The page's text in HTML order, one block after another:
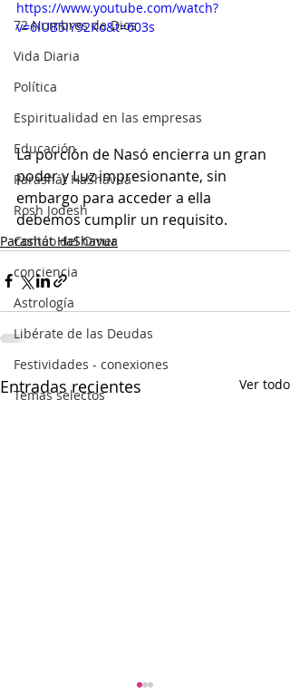
72 Nombres de Dios
Vida Diaria
Política
Espiritualidad en las empresas
Educación
Parashát HaShavua
Rosh Jodesh
Conteo del Omer
conciencia
Astrología
Libérate de las Deudas
Festividades - conexiones
Temas selectos
https://www.youtube.com/watch?
v=6IUB5IY92Ko&t=603s
La porción de Nasó encierra un gran
poder y Luz impresionante, sin
embargo para acceder a ella
debemos cumplir un requisito.
Parashát HaShavua
Entradas recientes Ver todo